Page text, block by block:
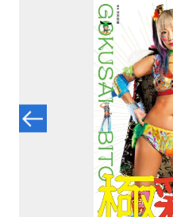
アイドル
鉄道・バス
コミック・ラノベ
プロレス